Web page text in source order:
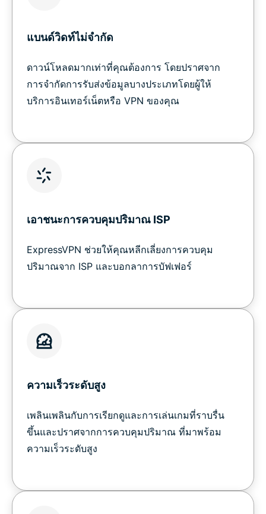
แบนด์วิดท์ไม่จำกัด
ดาวน์โหลดมากเท่าที่คุณต้องการ โดยปราศจาก
การจำกัดการรับส่งข้อมูลบางประเภทโดยผู้ให้
บริการอินเทอร์เน็ตหรือ VPN ของคุณ
เอาชนะการควบคุมปริมาณ ISP
ExpressVPN ช่วยให้คุณหลีกเลี่ยงการควบคุม
ปริมาณจาก ISP และบอกลาการบัฟเฟอร์
ความเร็วระดับสูง
เพลินเพลินกับการเรียกดูและการเล่นเกมที่ราบรื่น
ขึ้นและปราศจากการควบคุมปริมาณ ที่มาพร้อม
ความเร็วระดับสูง